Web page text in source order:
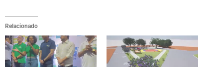
Relacionado